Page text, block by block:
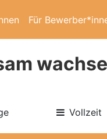
Für
Vollzeit